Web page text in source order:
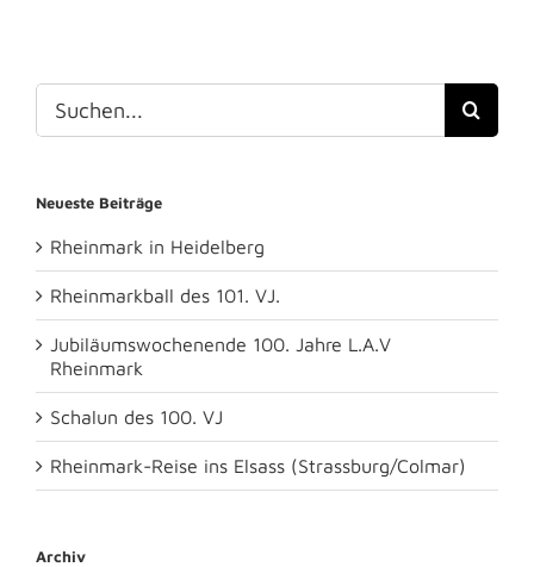
Suche
nach:
Neueste Beiträge
Rheinmark in Heidelberg
Rheinmarkball des 101. VJ.
Jubiläumswochenende 100. Jahre L.A.V
Rheinmark
Schalun des 100. VJ
Rheinmark-Reise ins Elsass (Strassburg/Colmar)
Archiv